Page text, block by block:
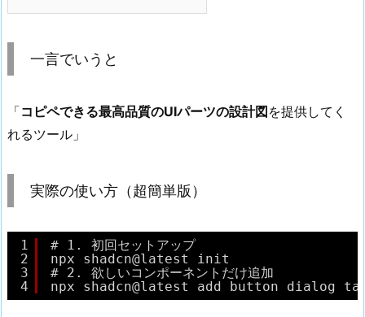
一言でいうと
「コピペできる最高品質のUIパーツの設計図 を提供してく
れるツール」
実際の使い方（超簡単版）
1
2
3
4
# 1. 初回セットアップ
npx shadcn@latest init
# 2. 欲しいコンポーネントだけ追加
npx shadcn@latest add button dialog